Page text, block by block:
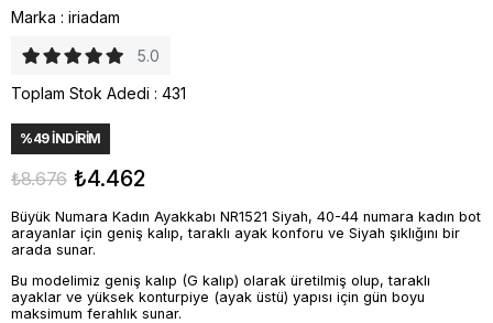
Marka : iriadam
5.0
Toplam Stok Adedi : 431
%49İNDIRIM
₺8.676 ₺4.462
Büyük Numara Kadın Ayakkabı NR1521 Siyah, 40-44 numara kadın bot
arayanlar için geniş kalıp, taraklı ayak konforu ve Siyah şıklığını bir
arada sunar.
Bu modelimiz geniş kalıp (G kalıp) olarak üretilmiş olup, taraklı
ayaklar ve yüksek konturpiye (ayak üstü) yapısı için gün boyu
maksimum ferahlık sunar.